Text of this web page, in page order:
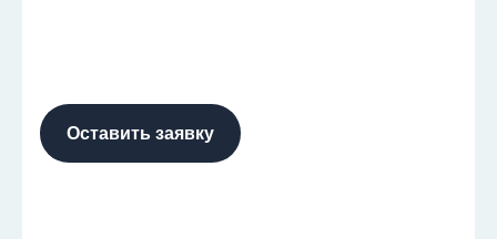
Оставить заявку